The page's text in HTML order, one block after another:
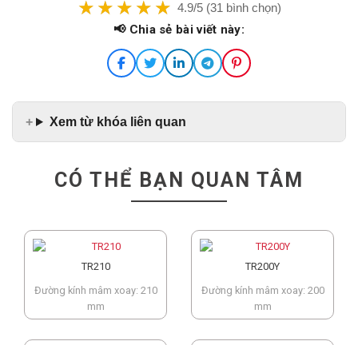
4.9/5 (31 bình chọn)
📢 Chia sẻ bài viết này:
Xem từ khóa liên quan
CÓ THỂ BẠN QUAN TÂM
TR210
Đường kính mâm xoay: 210
mm
TR200Y
Đường kính mâm xoay: 200
mm